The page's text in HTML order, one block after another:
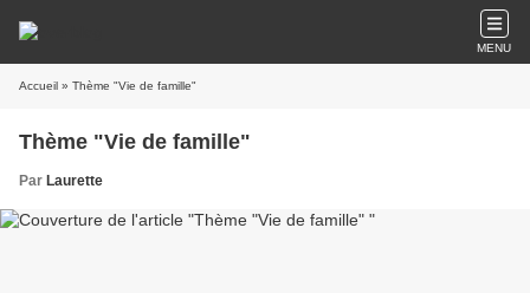
MENU
Accueil » Thème "Vie de famille"
Thème "Vie de famille"
Par Laurette